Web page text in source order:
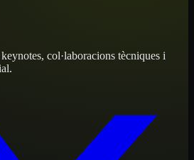
col·laboracions tècniques i